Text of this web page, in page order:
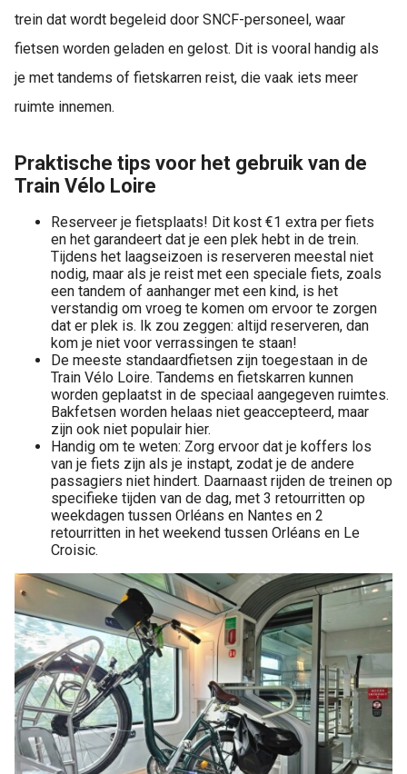
trein dat wordt begeleid door SNCF-personeel, waar
fietsen worden geladen en gelost. Dit is vooral handig als
je met tandems of fietskarren reist, die vaak iets meer
ruimte innemen.
Praktische tips voor het gebruik van de
Train Vélo Loire
Reserveer je fietsplaats! Dit kost €1 extra per fiets
en het garandeert dat je een plek hebt in de trein.
Tijdens het laagseizoen is reserveren meestal niet
nodig, maar als je reist met een speciale fiets, zoals
een tandem of aanhanger met een kind, is het
verstandig om vroeg te komen om ervoor te zorgen
dat er plek is. Ik zou zeggen: altijd reserveren, dan
kom je niet voor verrassingen te staan!
De meeste standaardfietsen zijn toegestaan in de
Train Vélo Loire. Tandems en fietskarren kunnen
worden geplaatst in de speciaal aangegeven ruimtes.
Bakfetsen worden helaas niet geaccepteerd, maar
zijn ook niet populair hier.
Handig om te weten: Zorg ervoor dat je koffers los
van je fiets zijn als je instapt, zodat je de andere
passagiers niet hindert. Daarnaast rijden de treinen op
specifieke tijden van de dag, met 3 retourritten op
weekdagen tussen Orléans en Nantes en 2
retourritten in het weekend tussen Orléans en Le
Croisic.